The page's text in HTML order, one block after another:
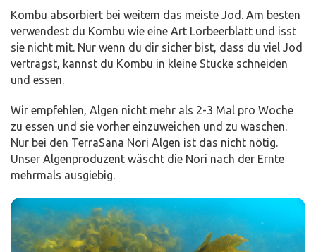
Kombu absorbiert bei weitem das meiste Jod. Am besten
verwendest du Kombu wie eine Art Lorbeerblatt und isst
sie nicht mit. Nur wenn du dir sicher bist, dass du viel Jod
verträgst, kannst du Kombu in kleine Stücke schneiden
und essen.
Wir empfehlen, Algen nicht mehr als 2-3 Mal pro Woche
zu essen und sie vorher einzuweichen und zu waschen.
Nur bei den TerraSana Nori Algen ist das nicht nötig.
Unser Algenproduzent wäscht die Nori nach der Ernte
mehrmals ausgiebig.